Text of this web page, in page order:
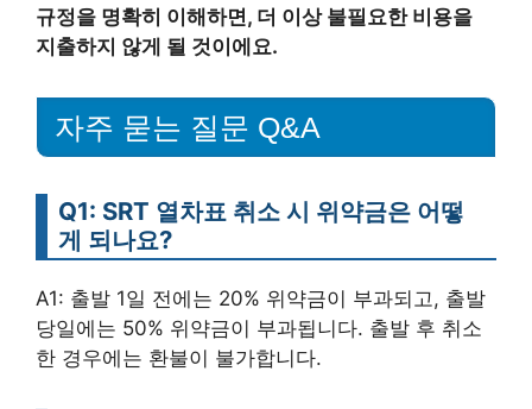
규정을 명확히 이해하면, 더 이상 불필요한 비용을
지출하지 않게 될 것이에요.
자주 묻는 질문 Q&A
Q1: SRT 열차표 취소 시 위약금은 어떻
게 되나요?
A1: 출발 1일 전에는 20% 위약금이 부과되고, 출발
당일에는 50% 위약금이 부과됩니다. 출발 후 취소
한 경우에는 환불이 불가합니다.